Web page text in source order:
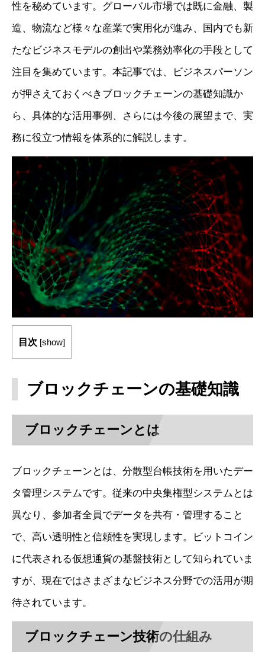
性を秘めています。グローバル市場では既に金融、製
造、物流など様々な産業で実用化が進み、国内でも新
たなビジネスモデルの創出や業務効率化の手段として
注目を集めています。本記事では、ビジネスパーソン
が押さえておくべきブロックチェーンの基礎知識か
ら、具体的な活用事例、さらには今後の展望まで、実
務に役立つ情報を体系的に解説します。
目次 [show]
ブロックチェーンの基礎知識
ブロックチェーンとは
ブロックチェーンとは、分散型台帳技術を用いたデー
タ管理システムです。従来の中央集権型システムとは
異なり、参加者全員でデータを共有・管理すること
で、高い透明性と信頼性を実現します。ビットコイン
に代表される仮想通貨の基盤技術として知られていま
すが、現在ではさまざまなビジネス分野での活用が期
待されています。
ブロックチェーン技術の仕組み